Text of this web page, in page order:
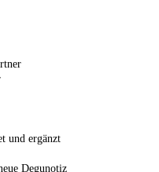
und ergänzt
Degunotiz